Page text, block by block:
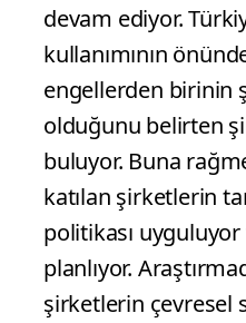
devam ediyor.
kullanımının
engellerden birinin
olduğunu belirten
buluyor. Buna
katılan şirketlerin
politikası uyguluyor
planlıyor.
şirketlerin çevresel